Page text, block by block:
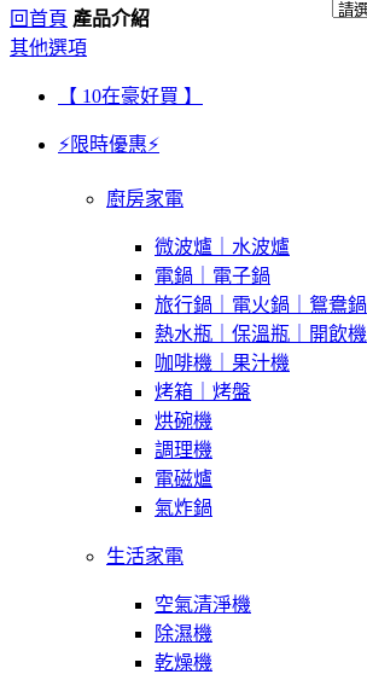
回首頁 產品介紹
其他選項
【 10在豪好買 】
⚡限時優惠⚡
廚房家電
微波爐｜水波爐
電鍋｜電子鍋
旅行鍋｜電火鍋｜鴛鴦鍋
熱水瓶｜保溫瓶｜開飲機
咖啡機｜果汁機
烤箱｜烤盤
烘碗機
調理機
電磁爐
氣炸鍋
生活家電
空氣清淨機
除濕機
乾燥機